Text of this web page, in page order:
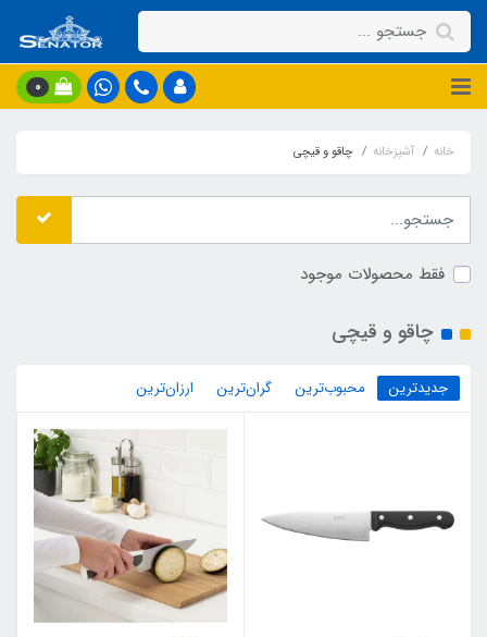
0
خانه آشپزخانه چاقو و قیچی
فقط محصولات موجود
چاقو و قیچی
جدیدترین محبوب‌ترین گران‌ترین ارزان‌ترین